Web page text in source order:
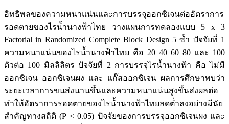
อิทธิพลของความหนาแน่นและการบรรจุออกซิเจนต่ออัตราการ
รอดตายของไรน้ำนางฟ้าไทย วางแผนการทดลองแบบ 5 x 3
Factorial in Randomized Complete Block Design 5 ซ้ำ ปัจจัยที่ 1
ความหนาแน่นของไรน้ำนางฟ้าไทย คือ 20 40 60 80 และ 100
ตัวต่อ 100 มิลลิลิตร ปัจจัยที่ 2 การบรรจุไรน้ำนางฟ้า คือ ไม่มี
ออกซิเจน ออกซิเจนผง และ แก๊สออกซิเจน ผลการศึกษาพบว่า
ระยะเวลาการขนส่งนานขึ้นและความหนาแน่นสูงขึ้นส่งผลต่อ
ทำให้อัตราการรอดตายของไรน้ำนางฟ้าไทยลดต่ำลงอย่างมีนัย
สำคัญทางสถิติ (P < 0.05) ปัจจัยของการบรรจุออกซิเจนผง และ